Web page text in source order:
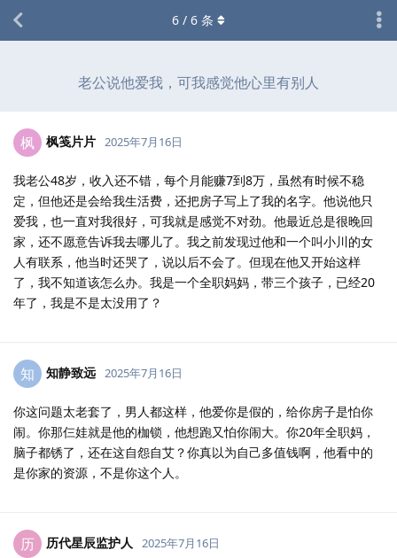
老公说他爱我，可我感觉他心里有别人
6 / 6 条
枫 枫笺片片 2025年7月16日
我老公48岁，收入还不错，每个月能赚7到8万，虽然有时候不稳
定，但他还是会给我生活费，还把房子写上了我的名字。他说他只
爱我，也一直对我很好，可我就是感觉不对劲。他最近总是很晚回
家，还不愿意告诉我去哪儿了。我之前发现过他和一个叫小川的女
人有联系，他当时还哭了，说以后不会了。但现在他又开始这样
了，我不知道该怎么办。我是一个全职妈妈，带三个孩子，已经20
年了，我是不是太没用了？
知 知静致远 2025年7月16日
你这问题太老套了，男人都这样，他爱你是假的，给你房子是怕你
闹。你那仨娃就是他的枷锁，他想跑又怕你闹大。你20年全职妈，
脑子都锈了，还在这自怨自艾？你真以为自己多值钱啊，他看中的
是你家的资源，不是你这个人。
历 历代星辰监护人 2025年7月16日